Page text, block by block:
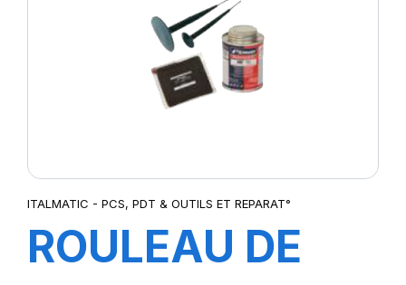
ITALMATIC - PCS, PDT & OUTILS ET REPARAT°
ROULEAU DE